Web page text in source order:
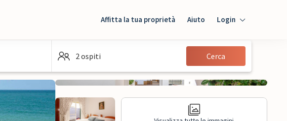
Affitta la tua proprietà Aiuto Login
Ospiti
2 ospiti Cerca